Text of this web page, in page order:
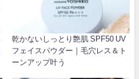
乾かないしっとり艶肌 SPF50 UV
フェイスパウダー｜毛穴レス＆ト
ーンアップ叶う